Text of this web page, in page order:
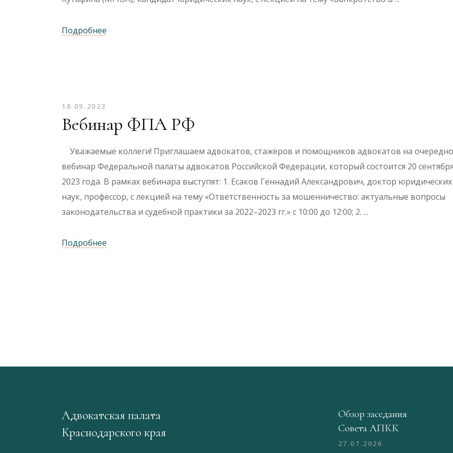
Подробнее
18.09.2023
Вебинар ФПА РФ
Уважаемые коллеги! Приглашаем адвокатов, стажёров и помощников адвокатов на
вебинар Федеральной палаты адвокатов Российской Федерации, который состоится 20
2023 года. В рамках вебинара выступят: 1. Есаков Геннадий Александрович, доктор юридических
наук, профессор, с лекцией на тему «Ответственность за мошенничество: актуальные вопросы
законодательства и судебной практики за 2022–2023 гг.» с 10:00 до 12:00; 2.
Подробнее
Адвокатская палата
Краснодарского края
Обзор заседания
Совета АПКК
27.07.2026